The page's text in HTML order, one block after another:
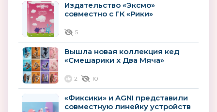
Издательство «Эксмо»
совместно с ГК «Рики»
философских цитат из...
5
Вышла новая коллекция кед
«Смешарики х Два Мяча»
2 10
«Фиксики» и AGNI представили
совместную линейку устройств